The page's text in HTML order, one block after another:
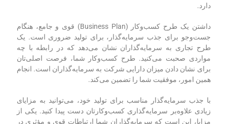
دارد.
داشتن یک طرح کسب‌و‌کار (Business Plan) قوی و جامع، هنگام
جست‌وجو برای جذب سرمایه‌گذار، برای تولید ضروری است. یک
طرح تجاری به سرمایه‎‌گذاران نشان می‌دهد که در رابطه با چه
مواردی صحبت می‌کنید. طرح کسب‌و‌کار شما، فرصت اصلی‌تان
برای نشان دادن میزان دارایی شرکت به سرمایه‌گذاران است. انجام
همین امور، موفقیت شما را تضمین می‌کند.
با جذب سرمایه‌گذار مناسب برای تولید خود، می‌توانید به مزایای
زیادی علاوه‌بر سرمایه‌گذاری کسب‌و‌کارتان دست پیدا کنید. یکی از
مزایا، این است که سرمایه‌گذاران شما ارتباطات قوی و مؤثری در